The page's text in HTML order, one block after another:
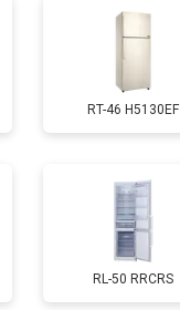
от 2550 ₽
от 1700 ₽
от 4750 ₽
от 3650 ₽
RT-46 H5130EF
RL-50 RRCRS